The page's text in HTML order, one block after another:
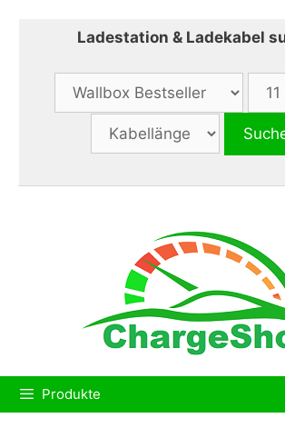
Ladestation & Ladekabel
Produkte